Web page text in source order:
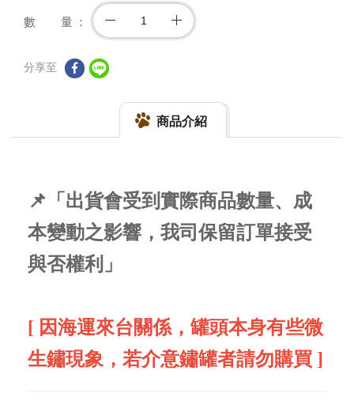
數 量
分享至
商品介紹
📌「出貨會受到實際商品數量、成
本變動之影響，我司保留訂單接受
與否權利」
[ 因海運來台關係，罐頭本身有些微
生鏽現象，若介意鏽罐者請勿購買 ]